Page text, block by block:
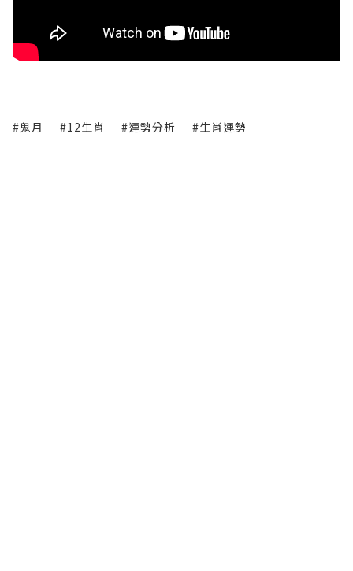
#鬼月 #12生肖 #運勢分析 #生肖運勢